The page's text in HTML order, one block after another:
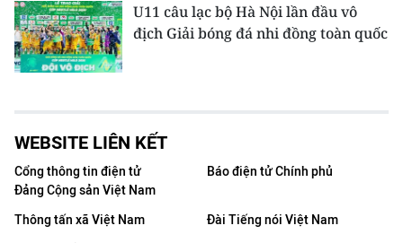
U11 câu lạc bộ Hà Nội lần đầu vô
địch Giải bóng đá nhi đồng toàn quốc
WEBSITE LIÊN KẾT
Cổng thông tin điện tử
Đảng Cộng sản Việt Nam
Báo điện tử Chính phủ
Thông tấn xã Việt Nam
Đài Tiếng nói Việt Nam